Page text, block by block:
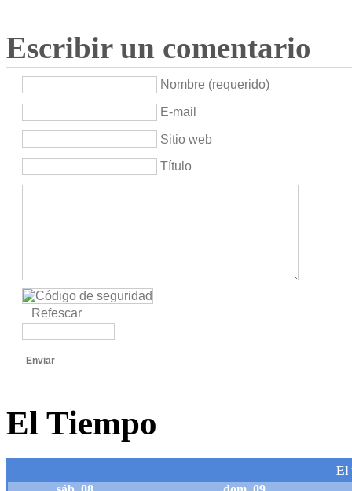
Escribir un comentario
Nombre (requerido)
E-mail
Sitio web
Título
Refescar
Enviar
El Tiempo